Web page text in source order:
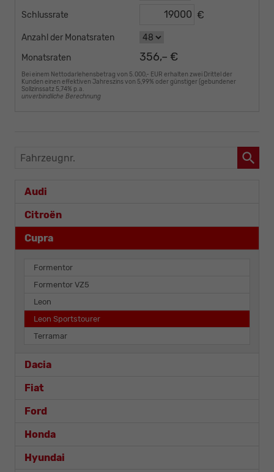
Schlussrate €
Anzahl der Monatsraten
Monatsraten
356,– €
Bei einem Nettodarlehensbetrag von 5.000,- EUR erhalten zwei Drittel der
Kunden einen effektiven Jahreszins von 5,99% oder günstiger (gebundener
Sollzinssatz 5,74% p.a.
unverbindliche Berechnung
Fahrzeugnr.
Audi
Citroën
Cupra
Formentor
Formentor VZ5
Leon
Leon Sportstourer
Terramar
Dacia
Fiat
Ford
Honda
Hyundai